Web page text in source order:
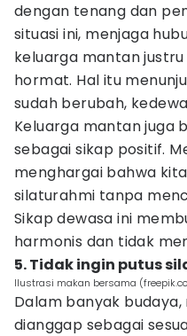
dengan tenang dan
situasi ini, menjaga
keluarga mantan
hormat. Hal itu
sudah berubah,
Keluarga mantan juga
sebagai sikap positif.
menghargai bahwa
silaturahmi tanpa
Sikap dewasa ini
harmonis dan tidak
5. Tidak ingin putus
Ilustrasi makan bersama
Dalam banyak
dianggap sebagai